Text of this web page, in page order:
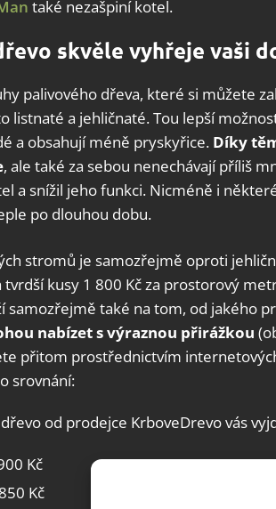
také nezašpiní kotel.
skvěle vyhřeje vaši
palivového dřeva, které si můžete
listnaté a jehličnaté. Tou lepší
a obsahují méně pryskyřice. Díky
, ale také za sebou nenechávají příliš
a snížil jeho funkci. Nicméně i
po dlouhou dobu.
stromů je samozřejmě oproti
kusy 1 800 Kč za prostorový
samozřejmě také na tom, od jakého
nabízet s výraznou přirážkou
přitom prostřednictvím
srovnání:
od prodejce KrboveDrevo vás
Kč
Kč